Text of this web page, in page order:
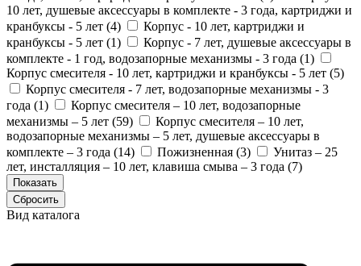
10 лет, душевые аксессуары в комплекте - 3 года, картриджи и
кранбуксы - 5 лет (4)
Корпус - 10 лет, картриджи и
кранбуксы - 5 лет (1)
Корпус - 7 лет, душевые аксессуары в
комплекте - 1 год, водозапорные механизмы - 3 года (1)
Корпус смесителя - 10 лет, картриджи и кранбуксы - 5 лет (5)
Корпус смесителя - 7 лет, водозапорные механизмы - 3
года (1)
Корпус смесителя – 10 лет, водозапорные
механизмы – 5 лет (59)
Корпус смесителя – 10 лет,
водозапорные механизмы – 5 лет, душевые аксессуары в
комплекте – 3 года (14) Пожизненная (3)
Унитаз – 25
лет, инсталляция – 10 лет, клавиша смыва – 3 года (7)
Вид каталога